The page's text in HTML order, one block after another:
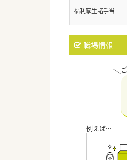
福利厚生諸手当
職場情報